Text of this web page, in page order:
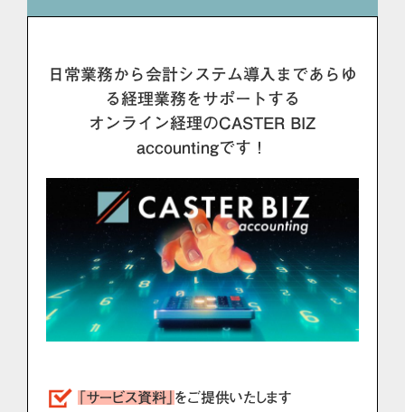
日常業務から会計システム導入まであらゆ
る経理業務をサポートする
オンライン経理のCASTER BIZ
accountingです！
「サービス資料」 をご提供いたします